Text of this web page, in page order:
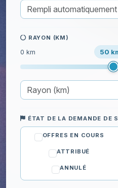
RAYON (KM)
0 km 50
ÉTAT DE LA DEMANDE DE
OFFRES EN COURS
ATTRIBUÉ
ANNULÉ